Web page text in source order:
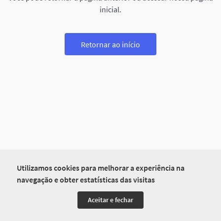
Utilizamos cookies para melhorar a experiência na
navegação e obter estatísticas das visitas
Aceitar e fechar
inicial.
Retornar ao início